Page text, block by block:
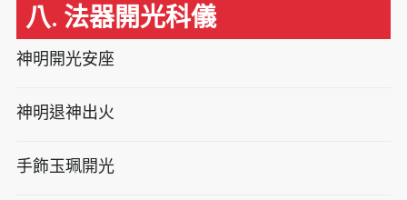
八. 法器開光科儀
神明開光安座
神明退神出火
手飾玉珮開光